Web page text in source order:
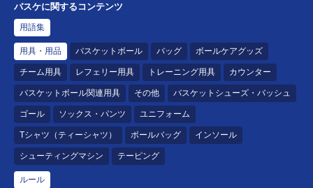
バスケに関するコンテンツ
用語集
用具・用品 バスケットボール バッグ ボールケアグッズ
チーム用具 レフェリー用具 トレーニング用具 カウンター
バスケットボール関連用具 その他 バスケットシューズ・バッシュ
ゴール ソックス・パンツ ユニフォーム
Tシャツ（ティーシャツ） ボールバッグ インソール
シューティングマシン テーピング
ルール